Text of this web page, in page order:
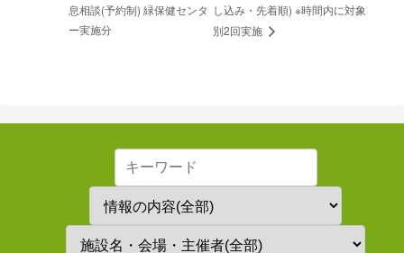
息相談(予約制) 緑保健センタ
ー実施分
し込み・先着順) ※時間内に対象
別2回実施